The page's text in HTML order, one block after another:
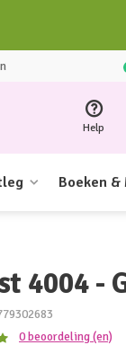
Help
Boeken &
4004 -
0 beoordeling (en)